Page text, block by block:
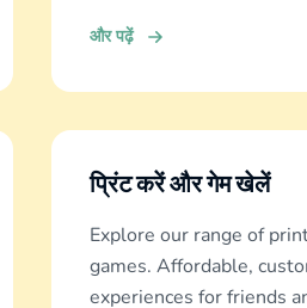
और पढ़ें
प्रिंट करें और गेम खेलें
Explore our range of
games. Affordable,
experiences for friends